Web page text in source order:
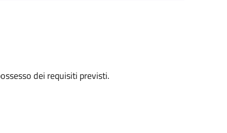
dei requisiti previsti.